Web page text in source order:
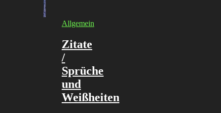
Allgemein
Zitate
/
Sprüche
und
Weißheiten